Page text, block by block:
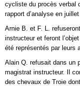
cycliste du procès verbal
rapport d’analyse en
Arnie B. et F. L.
instructeur et feront
été représentés par leurs
Alain Q. refusait dans un
magistrat instructeur. Il
des chevaux de Troie